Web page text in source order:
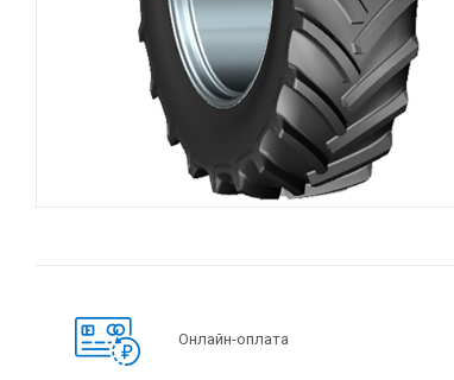
Онлайн-оплата